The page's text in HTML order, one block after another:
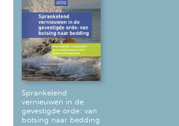
Sprankelend
vernieuwen in de
gevestigde orde: van
botsing naar bedding